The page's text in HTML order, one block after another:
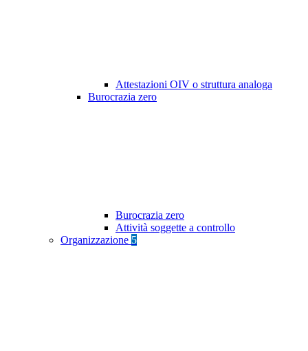
Attestazioni OIV o struttura analoga
Burocrazia zero
Burocrazia zero
Attività soggette a controllo
Organizzazione 5